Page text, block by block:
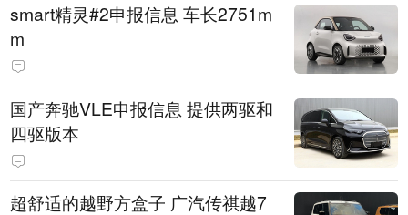
smart精灵#2申报信息 车长2751m
m
国产奔驰VLE申报信息 提供两驱和
四驱版本
超舒适的越野方盒子 广汽传祺越7